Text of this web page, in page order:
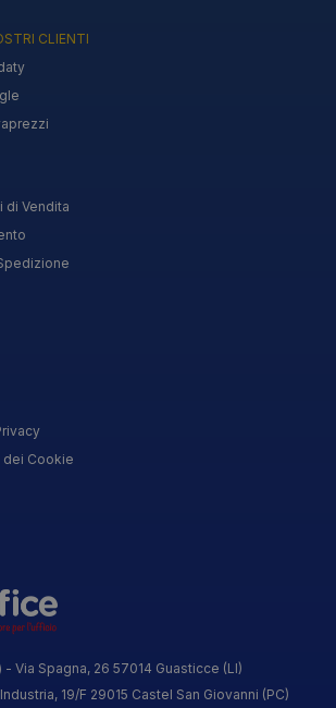
CLIENTI
di Vendita
dei Cookie
Via Spagna, 26 57014 Guasticce (LI)
19/F 29015 Castel San Giovanni (PC)